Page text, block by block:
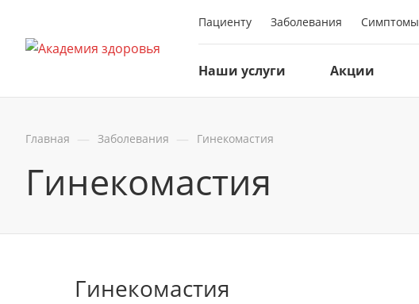
Пациенту Заболевания Симптомы
Наши услуги Акции
Главная — Заболевания — Гинекомастия
Гинекомастия
Гинекомастия